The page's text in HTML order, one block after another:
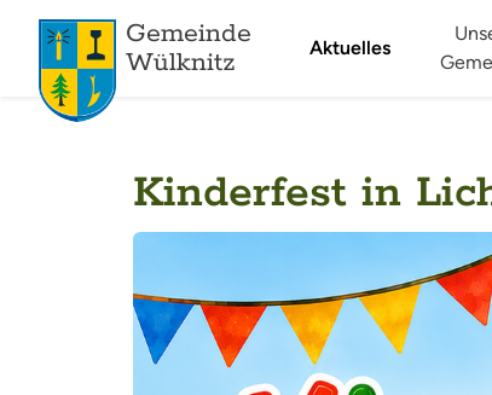
Gemeinde
Wülknitz
Aktuelles
Kinderfest in